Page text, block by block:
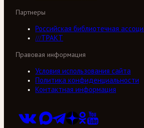
Партнеры
Российская библиотечная
///ТРАКТ
Правовая информация
Условия использования сайта
Политика конфиденциальности
Контактная информация